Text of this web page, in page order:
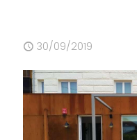
30/09/2019